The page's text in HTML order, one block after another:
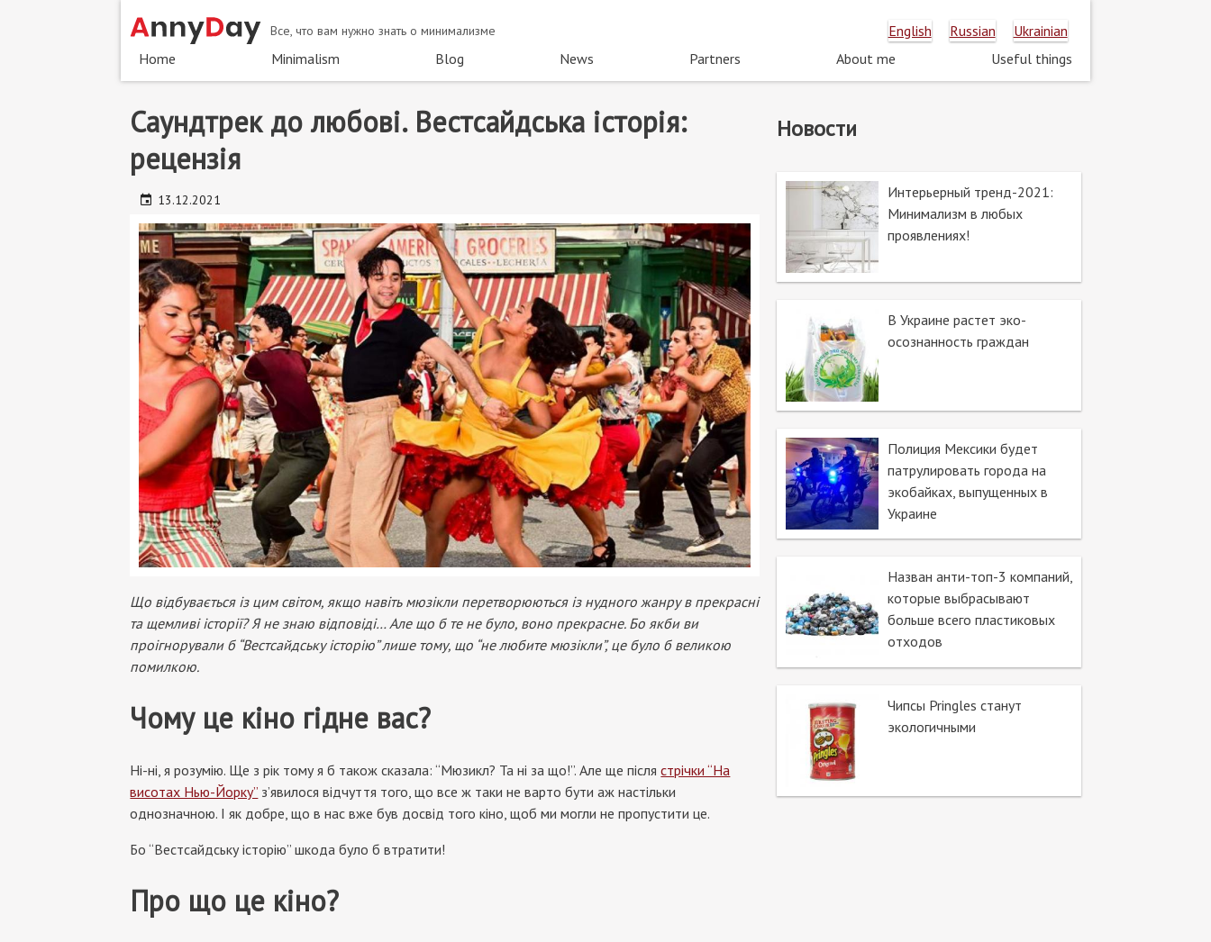
Все, что вам нужно знать о минимализме English Russian Ukrainian
Основная
Home Minimalism Blog News Partners About me Useful things
Саундтрек до любові. Вестсайдська історія:
рецензія
13.12.2021
Що відбувається із цим світом, якщо навіть мюзікли перетворюються із нудного жанру в прекрасні
та щемливі історії? Я не знаю відповіді… Але що б те не було, воно прекрасне. Бо якби ви
проігнорували б “Вестсайдську історію” лише тому, що “не любите мюзікли”, це було б великою
помилкою.
Чому це кіно гідне вас?
Ні-ні, я розумію. Ще з рік тому я б також сказала: “Мюзикл? Та ні за що!”. Але ще післястрічки “На
висотах Нью-Йорку” з’явилося відчуття того, що все ж таки не варто бути аж настільки
однозначною. І як добре, що в нас вже був досвід того кіно, щоб ми могли не пропустити це.
Бо “Вестсайдську історію” шкода було б втратити!
Про що це кіно?
Новости
Интерьерный тренд-2021:
Минимализм в любых
проявлениях!
В Украине растет эко-
осознанность граждан
Полиция Мексики будет
патрулировать города на
экобайках, выпущенных в
Украине
Назван анти-топ-3 компаний,
которые выбрасывают
больше всего пластиковых
отходов
Чипсы Pringles станут
экологичными